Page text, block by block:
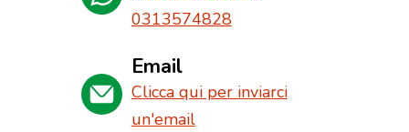
0313574828
Email
Clicca qui per inviarci
un'email